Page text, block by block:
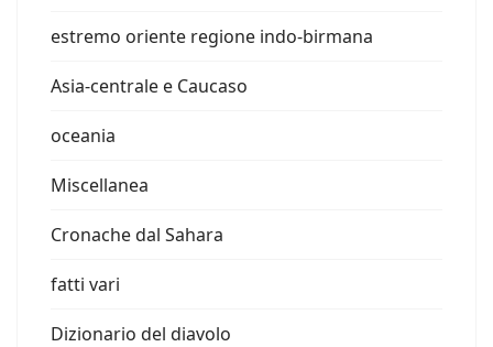
estremo oriente regione indo-birmana
Asia-centrale e Caucaso
oceania
Miscellanea
Cronache dal Sahara
fatti vari
Dizionario del diavolo